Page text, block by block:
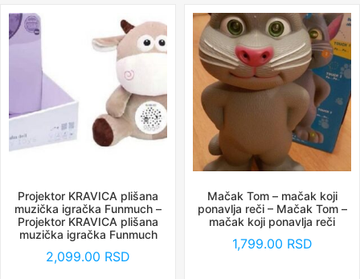
Projektor KRAVICA plišana
muzička igračka Funmuch –
Projektor KRAVICA plišana
muzička igračka Funmuch
2,099.00 RSD
Mačak Tom – mačak koji
ponavlja reči – Mačak Tom –
mačak koji ponavlja reči
1,799.00 RSD